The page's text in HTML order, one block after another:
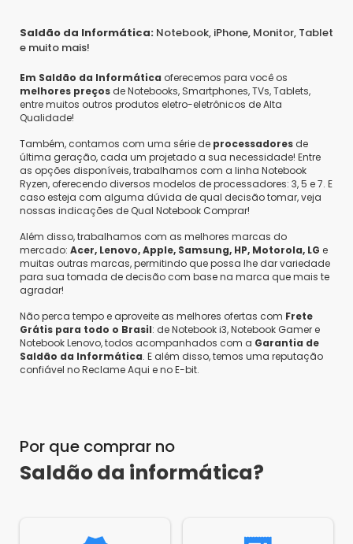
Saldão da Informática: Notebook, iPhone, Monitor, Tablet
e muito mais!
Em Saldão da Informática oferecemos para você os
melhores preços de Notebooks, Smartphones, TVs, Tablets,
entre muitos outros produtos eletro-eletrônicos de Alta
Qualidade!
Também, contamos com uma série de processadores de
última geração, cada um projetado a sua necessidade! Entre
as opções disponíveis, trabalhamos com a linha Notebook
Ryzen, oferecendo diversos modelos de processadores: 3, 5 e 7. E
caso esteja com alguma dúvida de qual decisão tomar, veja
nossas indicações de Qual Notebook Comprar!
Além disso, trabalhamos com as melhores marcas do
mercado: Acer, Lenovo, Apple, Samsung, HP, Motorola, LG e
muitas outras marcas, permitindo que possa lhe dar variedade
para sua tomada de decisão com base na marca que mais te
agradar!
Não perca tempo e aproveite as melhores ofertas com Frete
Grátis para todo o Brasil: de Notebook i3, Notebook Gamer e
Notebook Lenovo, todos acompanhados com a Garantia de
Saldão da Informática. E além disso, temos uma reputação
confiável no Reclame Aqui e no E-bit.
Por que comprar no
Saldão da informática?